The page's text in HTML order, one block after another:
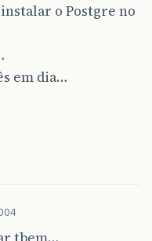
o Postgre no
em dia…